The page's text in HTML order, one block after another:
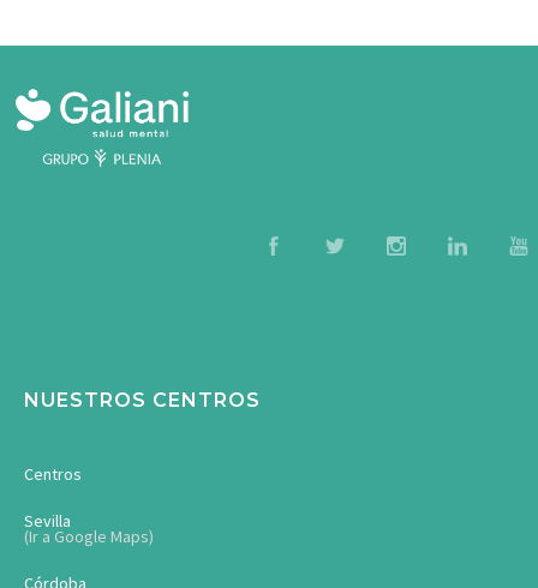
NUESTROS CENTROS
Centros
Sevilla
(Ir a Google Maps)
Córdoba